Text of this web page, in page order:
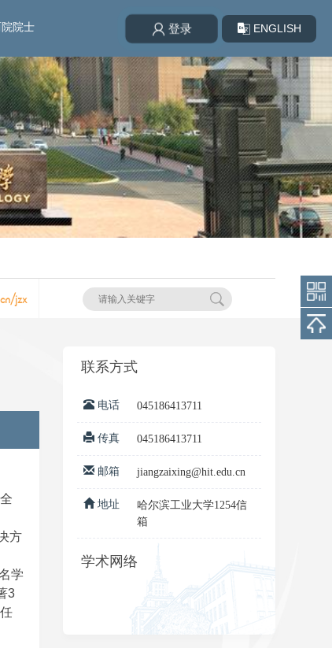
院士 登录 ENGLISH
jzx
方
学
3
联系方式
电话 045186413711
传真 045186413711
邮箱 jiangzaixing@hit.edu.cn
地址
哈尔滨工业大学1254信
箱
学术网络